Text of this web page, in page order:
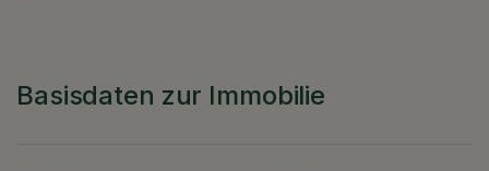
Basisdaten zur Immobilie